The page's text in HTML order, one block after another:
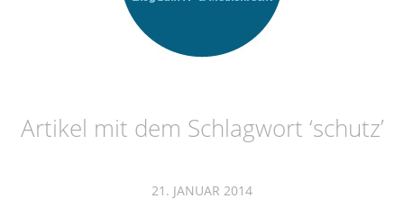
Artikel mit dem Schlagwort ‘schutz’
21. JANUAR 2014